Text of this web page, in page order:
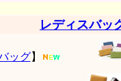
レディスバッ
ッグ】